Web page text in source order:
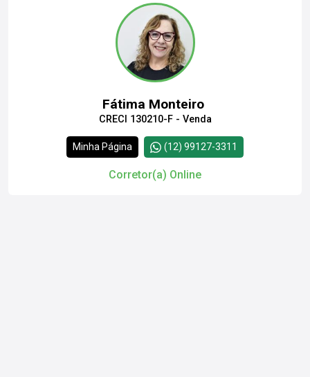
Fátima Monteiro
CRECI 130210-F - Venda
Minha Página (12) 99127-3311
Corretor(a) Online